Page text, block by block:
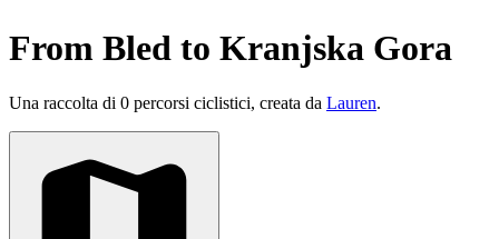
From Bled to Kranjska Gora
Una raccolta di 0 percorsi ciclistici, creata da Lauren.